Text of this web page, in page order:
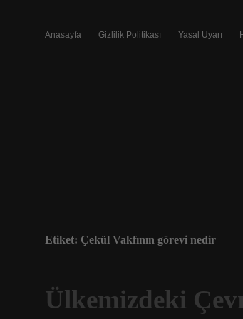
Anasayfa Gizlilik Politikası Yasal Uyarı
Etiket: Çekül Vakfının görevi nedir
Ülkemizdeki